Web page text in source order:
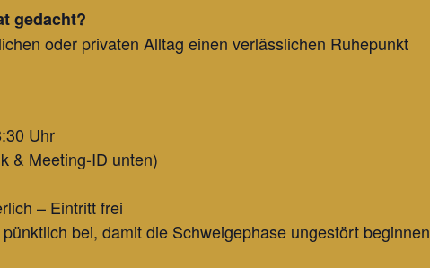
gedacht?
oder privaten Alltag einen verlässlichen Ruhepunkt
Uhr
& Meeting-ID unten)
– Eintritt frei
bei, damit die Schweigephase ungestört beginnen